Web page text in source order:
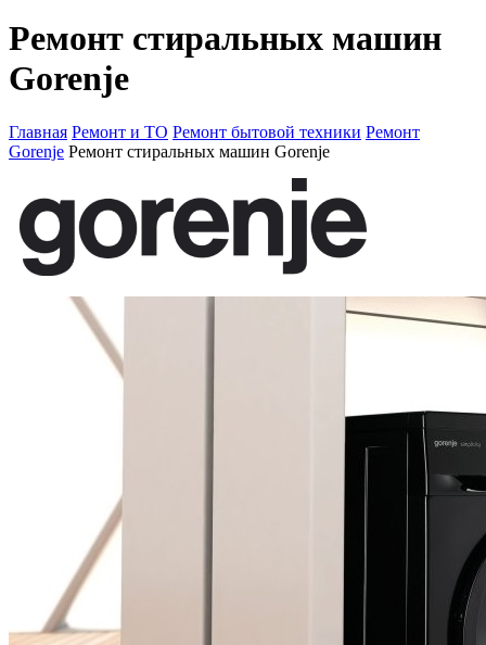
Ремонт стиральных машин
Gorenje
Главная Ремонт и ТО Ремонт бытовой техники Ремонт
Gorenje Ремонт стиральных машин Gorenje